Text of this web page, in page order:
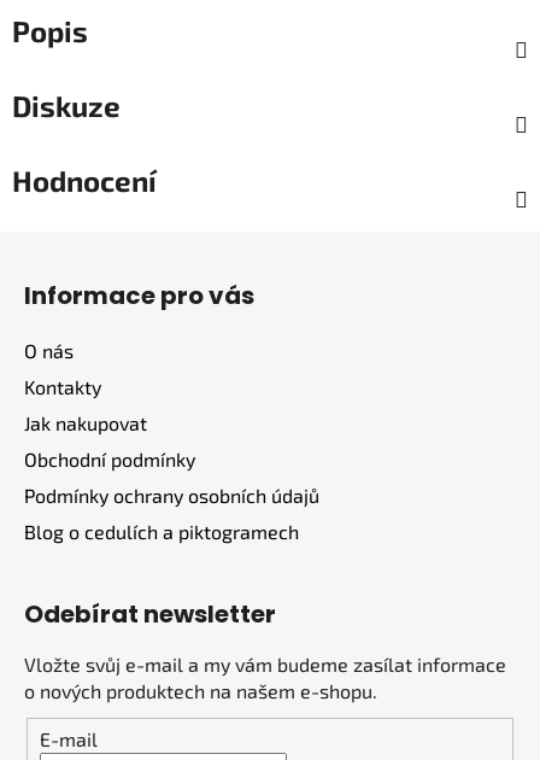
Popis
Diskuze
Hodnocení
Informace pro vás
O nás
Kontakty
Jak nakupovat
Obchodní podmínky
Podmínky ochrany osobních údajů
Blog o cedulích a piktogramech
Odebírat newsletter
Vložte svůj e-mail a my vám budeme zasílat informace
o nových produktech na našem e-shopu.
E-mail